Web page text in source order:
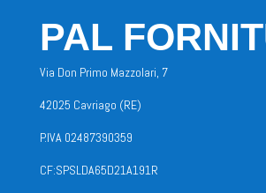
PAL
Via Don Primo Mazzolari, 7
42025 Cavriago (RE)
P.IVA 02487390359
CF:SPSLDA65D21A191R